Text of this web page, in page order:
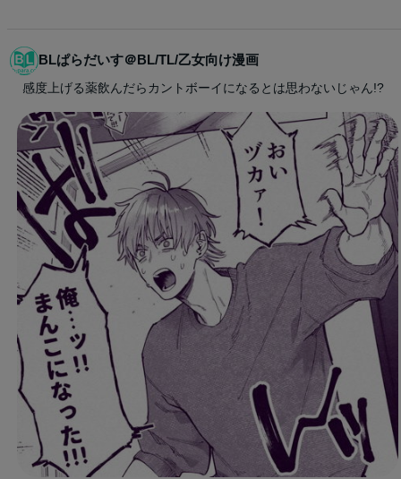
BLぱらだいす＠BL/TL/乙女向け漫画
感度上げる薬飲んだらカントボーイになるとは思わないじゃん!?